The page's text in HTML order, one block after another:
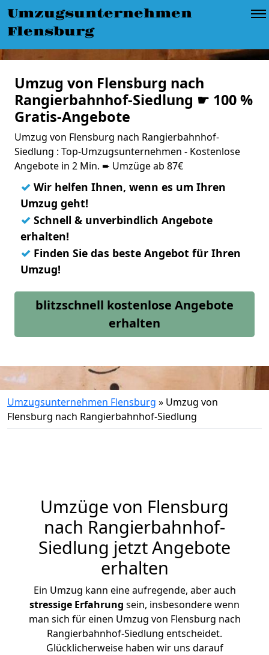
Umzugsunternehmen
Flensburg
Umzug von Flensburg nach
Rangierbahnhof-Siedlung ☛ 100 %
Gratis-Angebote
Umzug von Flensburg nach Rangierbahnhof-
Siedlung : Top-Umzugsunternehmen - Kostenlose
Angebote in 2 Min. ➨ Umzüge ab 87€
✓ Wir helfen Ihnen, wenn es um Ihren
Umzug geht!
✓ Schnell & unverbindlich Angebote
erhalten!
✓ Finden Sie das beste Angebot für Ihren
Umzug!
blitzschnell kostenlose Angebote
erhalten
Umzugsunternehmen Flensburg » Umzug von
Flensburg nach Rangierbahnhof-Siedlung
Umzüge von Flensburg
nach Rangierbahnhof-
Siedlung jetzt Angebote
erhalten
Ein Umzug kann eine aufregende, aber auch
stressige Erfahrung sein, insbesondere wenn
man sich für einen Umzug von Flensburg nach
Rangierbahnhof-Siedlung entscheidet.
Glücklicherweise haben wir uns darauf